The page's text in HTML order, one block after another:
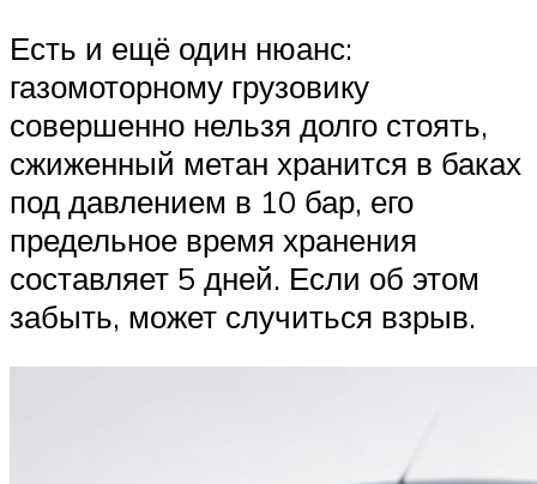
Есть и ещё один нюанс:
газомоторному грузовику
совершенно нельзя долго стоять,
сжиженный метан хранится в баках
под давлением в 10 бар, его
предельное время хранения
составляет 5 дней. Если об этом
забыть, может случиться взрыв.